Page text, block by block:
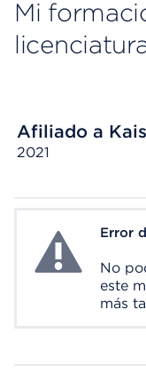
Mi
Afiliado a
2021
System Error
Error
No
este
más